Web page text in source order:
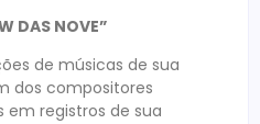
DAS NOVE”
de músicas de sua
dos compositores
em registros de sua